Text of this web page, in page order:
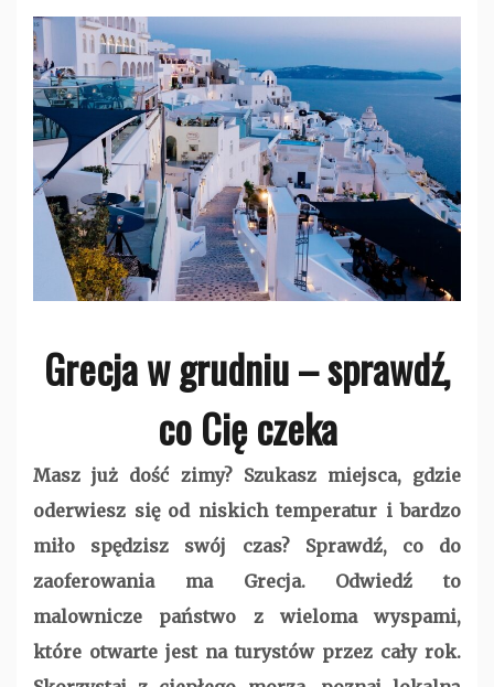
Grecja w grudniu – sprawdź,
co Cię czeka
Masz już dość zimy? Szukasz miejsca, gdzie
oderwiesz się od niskich temperatur i bardzo
miło spędzisz swój czas? Sprawdź, co do
zaoferowania ma Grecja. Odwiedź to
malownicze państwo z wieloma wyspami,
które otwarte jest na turystów przez cały rok.